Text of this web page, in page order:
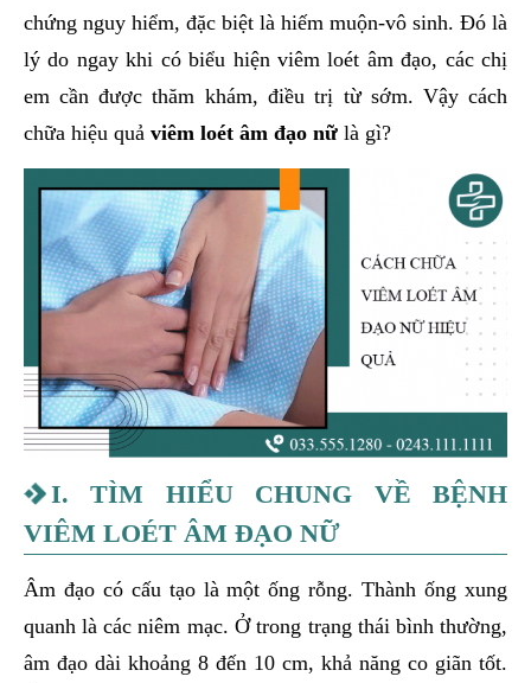
chứng nguy hiểm, đặc biệt là hiếm muộn-vô sinh. Đó là
lý do ngay khi có biểu hiện viêm loét âm đạo, các chị
em cần được thăm khám, điều trị từ sớm. Vậy cách
chữa hiệu quả viêm loét âm đạo nữlà gì?
I. TÌM HIỂU CHUNG VỀ BỆNH
VIÊM LOÉT ÂM ĐẠO NỮ
Âm đạo có cấu tạo là một ống rỗng. Thành ống xung
quanh là các niêm mạc. Ở trong trạng thái bình thường,
âm đạo dài khoảng 8 đến 10 cm, khả năng co giãn tốt.